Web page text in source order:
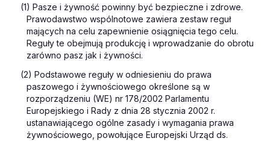
(1) Pasze i żywność powinny być bezpieczne i zdrowe.
Prawodawstwo wspólnotowe zawiera zestaw reguł
mających na celu zapewnienie osiągnięcia tego celu.
Reguły te obejmują produkcję i wprowadzanie do obrotu
zarówno pasz jak i żywności.
(2) Podstawowe reguły w odniesieniu do prawa
paszowego i żywnościowego określone są w
rozporządzeniu (WE) nr 178/2002 Parlamentu
Europejskiego i Rady z dnia 28 stycznia 2002 r.
ustanawiającego ogólne zasady i wymagania prawa
żywnościowego, powołujące Europejski Urząd ds.